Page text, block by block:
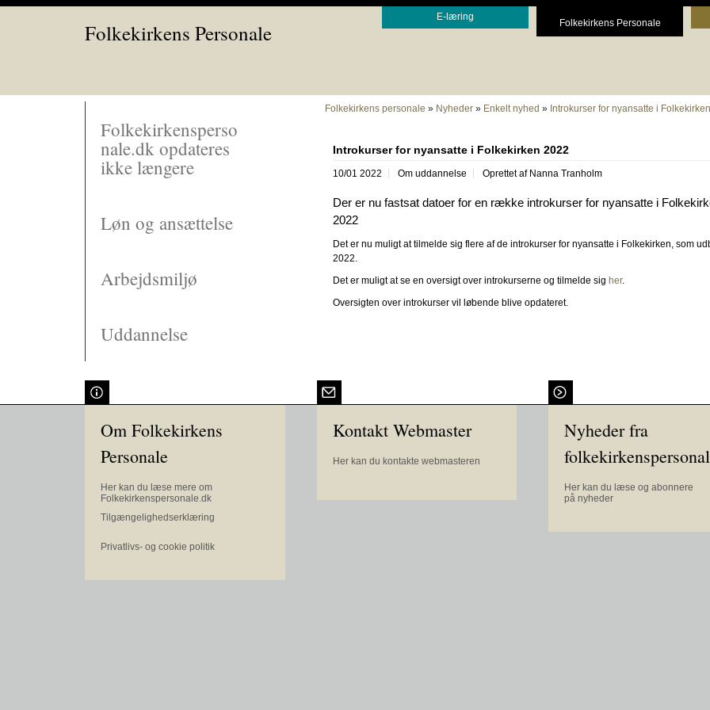
Folkekirkens Personale
E-læring
Folkekirkens Personale
Folkekirkensperso
nale.dk opdateres
ikke længere
Løn og ansættelse
Arbejdsmiljø
Uddannelse
Folkekirkens personale » Nyheder» Enkelt nyhed » Introkurser for nyansatte i
Introkurser for nyansatte i Folkekirken 2022
10/01 2022 Om uddannelse Oprettet af Nanna Tranholm
Der er nu fastsat datoer for en række introkurser for nyansatte i
2022
Det er nu muligt at tilmelde sig flere af de introkurser for nyansatte i Folkekirken, som
2022.
Det er muligt at se en oversigt over introkurserne og tilmelde sig her.
Oversigten over introkurser vil løbende blive opdateret.
Om Folkekirkens
Personale
Her kan du læse mere om
Folkekirkenspersonale.dk
Tilgængelighedserklæring
Privatlivs- og cookie politik
Kontakt Webmaster
Her kan du kontakte webmasteren
Nyheder fra
Her kan du læse og abonnere
på nyheder